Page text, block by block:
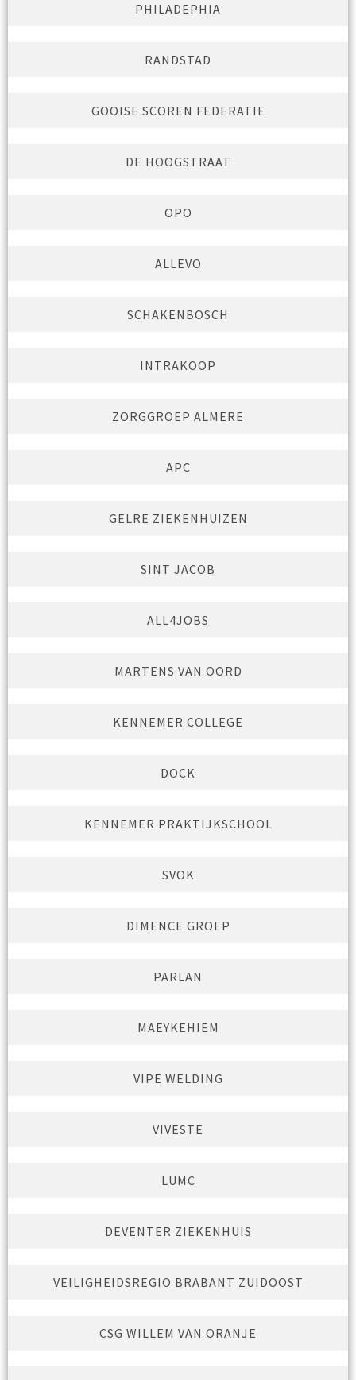
PHILADEPHIA
RANDSTAD
GOOISE SCOREN FEDERATIE
DE HOOGSTRAAT
OPO
ALLEVO
SCHAKENBOSCH
INTRAKOOP
ZORGGROEP ALMERE
APC
GELRE ZIEKENHUIZEN
SINT JACOB
ALL4JOBS
MARTENS VAN OORD
KENNEMER COLLEGE
DOCK
KENNEMER PRAKTIJKSCHOOL
SVOK
DIMENCE GROEP
PARLAN
MAEYKEHIEM
VIPE WELDING
VIVESTE
LUMC
DEVENTER ZIEKENHUIS
VEILIGHEIDSREGIO BRABANT ZUIDOOST
CSG WILLEM VAN ORANJE